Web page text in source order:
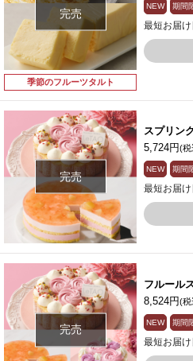
完売
季節のフルーツタルト
NEW 期間
最短お届け
完売
スプリン
5,724円(税
NEW 期間
最短お届け
完売
フルール
8,524円(税
NEW 期間
最短お届け